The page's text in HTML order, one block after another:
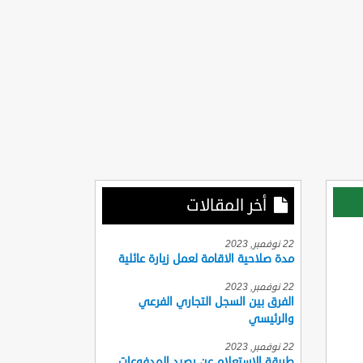
أخر المقالات
22 نوفمبر, 2023
مدة صلاحية الاقامة لعمل زيارة عائلية
22 نوفمبر, 2023
الفرق بين السجل التجاري الفرعي
والرئيسي
22 نوفمبر, 2023